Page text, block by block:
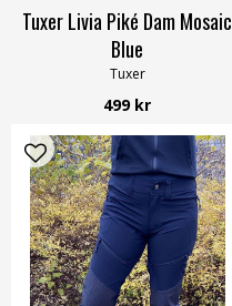
Tuxer Livia Piké Dam Mosaic
Blue
Tuxer
499 kr